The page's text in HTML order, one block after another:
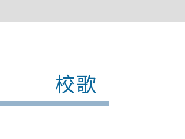
校歌